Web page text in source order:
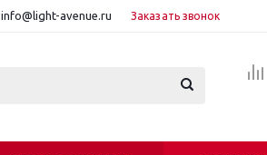
info@light-avenue.ru Заказать звонок